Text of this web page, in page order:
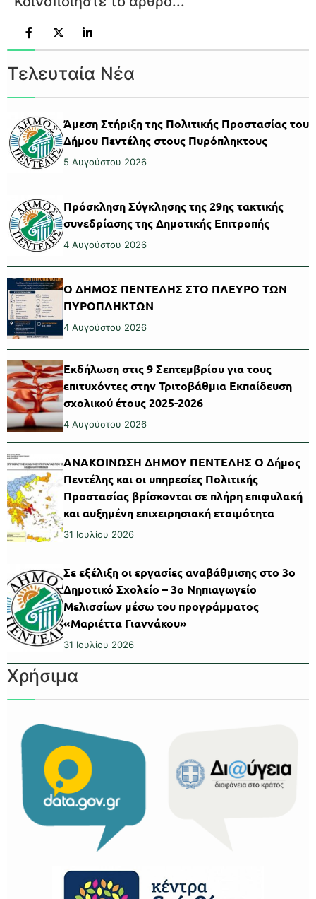
Τελευταία Νέα
Άμεση Στήριξη της Πολιτικής Προστασίας του
Δήμου Πεντέλης στους Πυρόπληκτους
5 Αυγούστου 2026
Πρόσκληση Σύγκλησης της 29ης τακτικής
συνεδρίασης της Δημοτικής Επιτροπής
4 Αυγούστου 2026
Ο ΔΗΜΟΣ ΠΕΝΤΕΛΗΣ ΣΤΟ ΠΛΕΥΡΟ ΤΩΝ
ΠΥΡΟΠΛΗΚΤΩΝ
4 Αυγούστου 2026
Εκδήλωση στις 9 Σεπτεμβρίου για τους
επιτυχόντες στην Τριτοβάθμια Εκπαίδευση
σχολικού έτους 2025-2026
4 Αυγούστου 2026
ΑΝΑΚΟΙΝΩΣΗ ΔΗΜΟΥ ΠΕΝΤΕΛΗΣ Ο Δήμος
Πεντέλης και οι υπηρεσίες Πολιτικής
Προστασίας βρίσκονται σε πλήρη επιφυλακή
και αυξημένη επιχειρησιακή ετοιμότητα
31 Ιουλίου 2026
Σε εξέλιξη οι εργασίες αναβάθμισης στο 3ο
Δημοτικό Σχολείο – 3ο Νηπιαγωγείο
Μελισσίων μέσω του προγράμματος
«Μαριέττα Γιαννάκου»
31 Ιουλίου 2026
Χρήσιμα